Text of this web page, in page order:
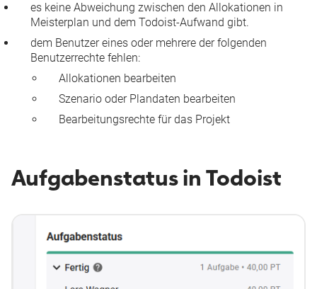
es keine Abweichung zwischen den Allokationen in
Meisterplan und dem Todoist-Aufwand gibt.
dem Benutzer eines oder mehrere der folgenden
Benutzerrechte fehlen:
Allokationen bearbeiten
Szenario oder Plandaten bearbeiten
Bearbeitungsrechte für das Projekt
Aufgabenstatus in Todoist